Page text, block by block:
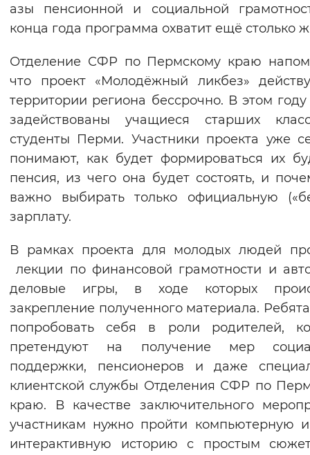
Звуковой ассистент
Вернуть стандартные настройки
азы пенсионной и социальной
конца года программа охватит ещё столько
Отделение СФР по Пермскому краю
что проект «Молодёжный ликбез»
территории региона бессрочно. В этом
задействованы учащиеся старших
студенты Перми. Участники проекта уже
понимают, как будет формироваться их
пенсия, из чего она будет состоять, и
важно выбирать только официальную
зарплату.
В рамках проекта для молодых людей
лекции по финансовой грамотности и
деловые игры, в ходе которых
закрепление полученного материала.
попробовать себя в роли родителей,
претендуют на получение мер
поддержки, пенсионеров и даже
клиентской службы Отделения СФР по
краю. В качестве заключительного
участникам нужно пройти компьютерную
интерактивную историю с простым